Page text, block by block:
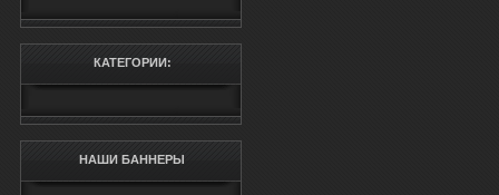
КАТЕГОРИИ:
НАШИ БАННЕРЫ